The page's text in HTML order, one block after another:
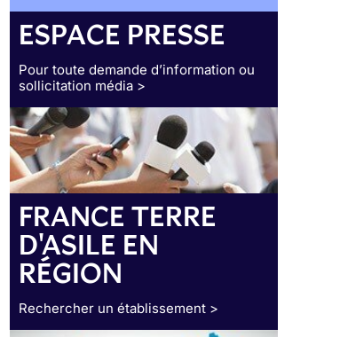
ESPACE PRESSE
Pour toute demande d’information ou
sollicitation média >
FRANCE TERRE
D'ASILE EN
RÉGION
Rechercher un établissement >